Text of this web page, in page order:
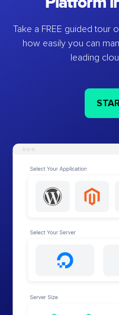
Take a FREE guided tour
how easily you can
leading